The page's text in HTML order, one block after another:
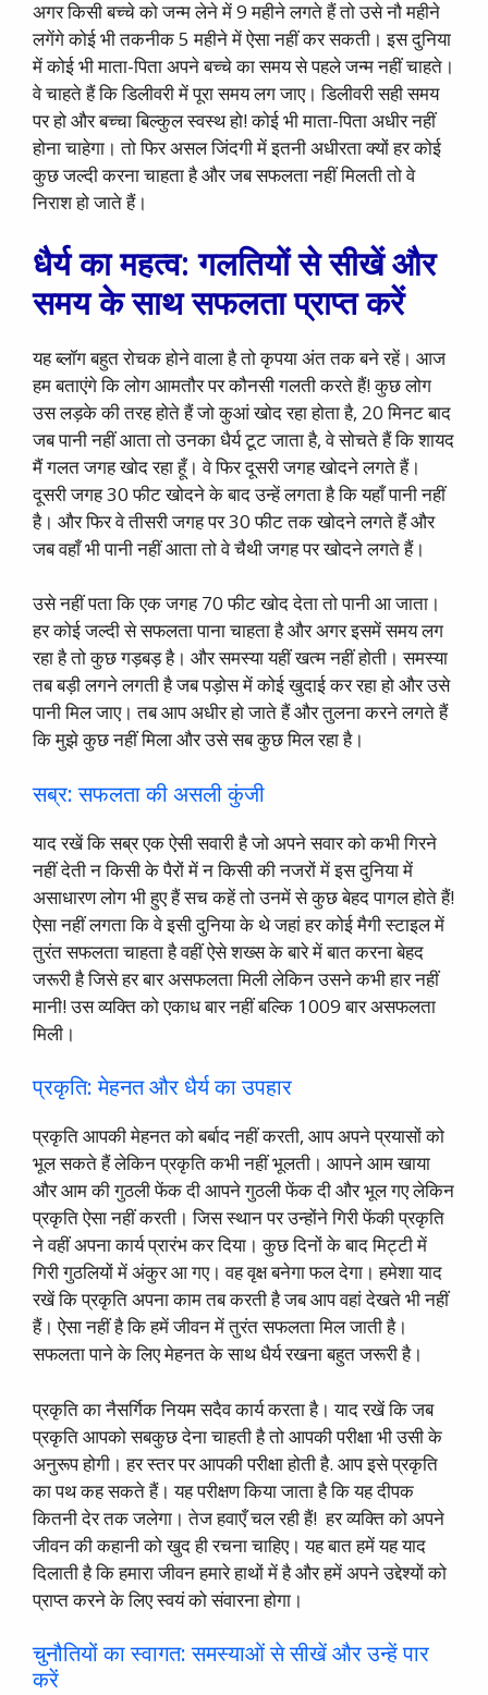
अगर किसी बच्चे को जन्म लेने में 9 महीने लगते हैं तो उसे नौ महीने
लगेंगे कोई भी तकनीक 5 महीने में ऐसा नहीं कर सकती। इस दुनिया
में कोई भी माता-पिता अपने बच्चे का समय से पहले जन्म नहीं चाहते।
वे चाहते हैं कि डिलीवरी में पूरा समय लग जाए। डिलीवरी सही समय
पर हो और बच्चा बिल्कुल स्वस्थ हो! कोई भी माता-पिता अधीर नहीं
होना चाहेगा। तो फिर असल जिंदगी में इतनी अधीरता क्यों हर कोई
कुछ जल्दी करना चाहता है और जब सफलता नहीं मिलती तो वे
निराश हो जाते हैं।
धैर्य का महत्व: गलतियों से सीखें और
समय के साथ सफलता प्राप्त करें
यह ब्लॉग बहुत रोचक होने वाला है तो कृपया अंत तक बने रहें। आज
हम बताएंगे कि लोग आमतौर पर कौनसी गलती करते हैं! कुछ लोग
उस लड़के की तरह होते हैं जो कुआं खोद रहा होता है, 20 मिनट बाद
जब पानी नहीं आता तो उनका धैर्य टूट जाता है, वे सोचते हैं कि शायद
मैं गलत जगह खोद रहा हूँ। वे फिर दूसरी जगह खोदने लगते हैं।
दूसरी जगह 30 फीट खोदने के बाद उन्हें लगता है कि यहाँ पानी नहीं
है। और फिर वे तीसरी जगह पर 30 फीट तक खोदने लगते हैं और
जब वहाँ भी पानी नहीं आता तो वे चैथी जगह पर खोदने लगते हैं।
उसे नहीं पता कि एक जगह 70 फीट खोद देता तो पानी आ जाता।
हर कोई जल्दी से सफलता पाना चाहता है और अगर इसमें समय लग
रहा है तो कुछ गड़बड़ है। और समस्या यहीं खत्म नहीं होती। समस्या
तब बड़ी लगने लगती है जब पड़ोस में कोई खुदाई कर रहा हो और उसे
पानी मिल जाए। तब आप अधीर हो जाते हैं और तुलना करने लगते हैं
कि मुझे कुछ नहीं मिला और उसे सब कुछ मिल रहा है।
सब्र: सफलता की असली कुंजी
याद रखें कि सब्र एक ऐसी सवारी है जो अपने सवार को कभी गिरने
नहीं देती न किसी के पैरों में न किसी की नजरों में इस दुनिया में
असाधारण लोग भी हुए हैं सच कहें तो उनमें से कुछ बेहद पागल होते हैं!
ऐसा नहीं लगता कि वे इसी दुनिया के थे जहां हर कोई मैगी स्टाइल में
तुरंत सफलता चाहता है वहीं ऐसे शख्स के बारे में बात करना बेहद
जरूरी है जिसे हर बार असफलता मिली लेकिन उसने कभी हार नहीं
मानी! उस व्यक्ति को एकाध बार नहीं बल्कि 1009 बार असफलता
मिली।
प्रकृति: मेहनत और धैर्य का उपहार
प्रकृति आपकी मेहनत को बर्बाद नहीं करती, आप अपने प्रयासों को
भूल सकते हैं लेकिन प्रकृति कभी नहीं भूलती। आपने आम खाया
और आम की गुठली फेंक दी आपने गुठली फेंक दी और भूल गए लेकिन
प्रकृति ऐसा नहीं करती। जिस स्थान पर उन्होंने गिरी फेंकी प्रकृति
ने वहीं अपना कार्य प्रारंभ कर दिया। कुछ दिनों के बाद मिट्टी में
गिरी गुठलियों में अंकुर आ गए। वह वृक्ष बनेगा फल देगा। हमेशा याद
रखें कि प्रकृति अपना काम तब करती है जब आप वहां देखते भी नहीं
हैं। ऐसा नहीं है कि हमें जीवन में तुरंत सफलता मिल जाती है।
सफलता पाने के लिए मेहनत के साथ धैर्य रखना बहुत जरूरी है।
प्रकृति का नैसर्गिक नियम सदैव कार्य करता है। याद रखें कि जब
प्रकृति आपको सबकुछ देना चाहती है तो आपकी परीक्षा भी उसी के
अनुरूप होगी। हर स्तर पर आपकी परीक्षा होती है. आप इसे प्रकृति
का पथ कह सकते हैं। यह परीक्षण किया जाता है कि यह दीपक
कितनी देर तक जलेगा। तेज हवाएँ चल रही हैं! हर व्यक्ति को अपने
जीवन की कहानी को खुद ही रचना चाहिए। यह बात हमें यह याद
दिलाती है कि हमारा जीवन हमारे हाथों में है और हमें अपने उद्देश्यों को
प्राप्त करने के लिए स्वयं को संवारना होगा।
चुनौतियों का स्वागत: समस्याओं से सीखें और उन्हें पार
करें